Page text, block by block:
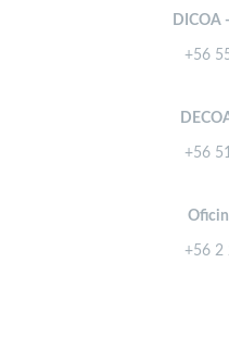
DICOA
+56
+56
+56 2